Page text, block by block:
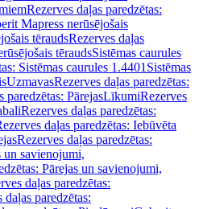
Rezerves daļas paredzētas:
Mapress nerūsējošais
tēraudsRezerves daļas
tēraudsSistēmas caurules
Sistēmas caurules 1.4401 Sistēmas
UzmavasRezerves daļas paredzētas:
paredzētas: PārejasLīkumiRezerves
Rezerves daļas paredzētas:
daļas paredzētas: Iebūvēta
Rezerves daļas paredzētas:
un savienojumi,
Pārejas un savienojumi,
daļas paredzētas:
daļas paredzētas: